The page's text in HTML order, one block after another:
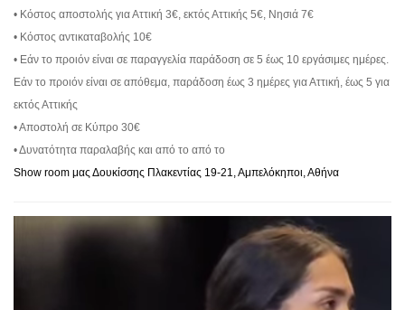
• Κόστος αποστολής για Αττική 3€, εκτός Αττικής 5€, Νησιά 7€
• Κόστος αντικαταβολής 10€
• Εάν το προιόν είναι σε παραγγελία παράδοση σε 5 έως 10 εργάσιμες ημέρες.
Εάν το προιόν είναι σε απόθεμα, παράδοση έως 3 ημέρες για Αττική, έως 5 για
εκτός Αττικής
• Αποστολή σε Κύπρο 30€
• Δυνατότητα παραλαβής και από το από το
Show room μας Δουκίσσης Πλακεντίας 19-21, Αμπελόκηποι, Αθήνα